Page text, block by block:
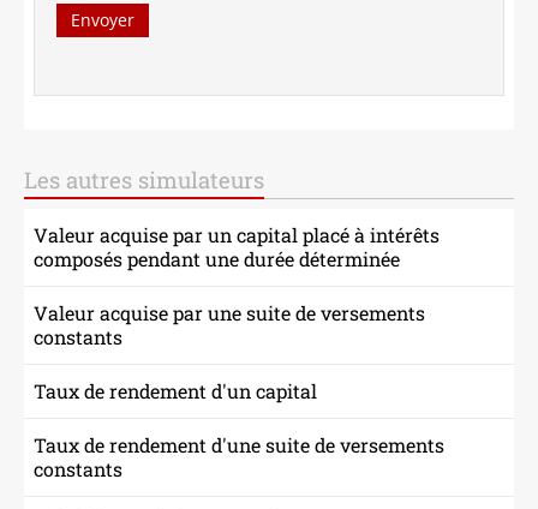
Envoyer
Les autres simulateurs
Valeur acquise par un capital placé à intérêts
composés pendant une durée déterminée
Valeur acquise par une suite de versements
constants
Taux de rendement d'un capital
Taux de rendement d'une suite de versements
constants